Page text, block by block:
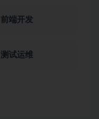
前端开发
测试运维